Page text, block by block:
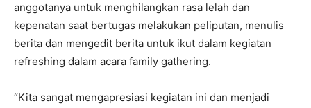
anggotanya untuk menghilangkan rasa lelah dan
kepenatan saat bertugas melakukan peliputan, menulis
berita dan mengedit berita untuk ikut dalam kegiatan
refreshing dalam acara family gathering.
“Kita sangat mengapresiasi kegiatan ini dan menjadi